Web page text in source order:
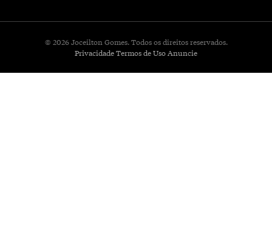
© 2026 Joceilton Gomes. Todos os direitos reservados.
PrivacidadeTermos de UsoAnuncie